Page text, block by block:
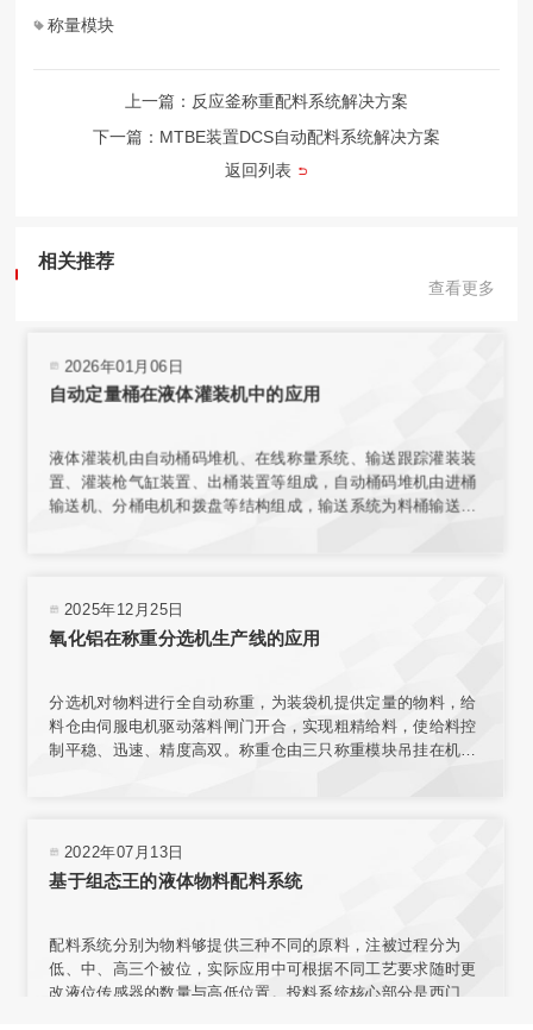
相关推荐
查看更多
2026年01月06日
自动定量桶在液体灌装机中的应用
液体灌装机由自动桶码堆机、在线称量系统、输送跟踪灌装装
置、灌装枪气缸装置、出桶装置等组成，自动桶码堆机由进桶
输送机、分桶电机和拨盘等结构组成，输送系统为料桶输送增
2025年12月25日
氧化铝在称重分选机生产线的应用
分选机对物料进行全自动称重，为装袋机提供定量的物料，给
料仓由伺服电机驱动落料闸门开合，实现粗精给料，使给料控
制平稳、迅速、精度高双。称重仓由三只称重模块吊挂在机架
量，称量模块固定在网板上，且允许重新安装传感器排列位置
或选择网板不同区域安装。
2022年07月13日
基于组态王的液体物料配料系统
配料系统分别为物料够提供三种不同的原料，注被过程分为
低、中、高三个被位，实际应用中可根据不同工艺要求随时更
改液位传感器的数量与高低位置。投料系统核心部分是西门子
称量模块
上一篇：反应釜称重配料系统解决方案
返回列表
下一篇：MTBE装置DCS自动配料系统解决方案